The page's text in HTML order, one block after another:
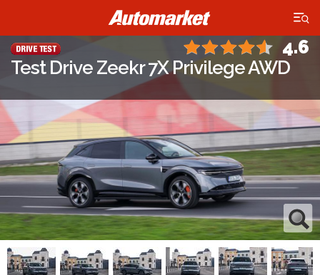
×
Test Drive Zeekr 7X Privilege AWD
4.6